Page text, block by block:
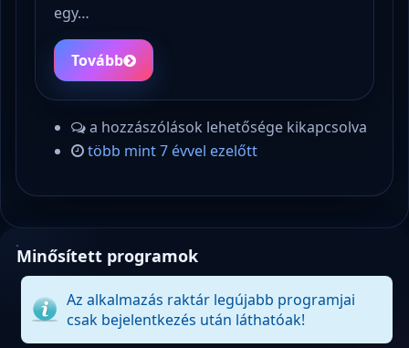
egy…
Tovább
a hozzászólások lehetősége kikapcsolva
több mint 7 évvel ezelőtt
Minősített programok
Az alkalmazás raktár legújabb programjai
csak bejelentkezés után láthatóak!